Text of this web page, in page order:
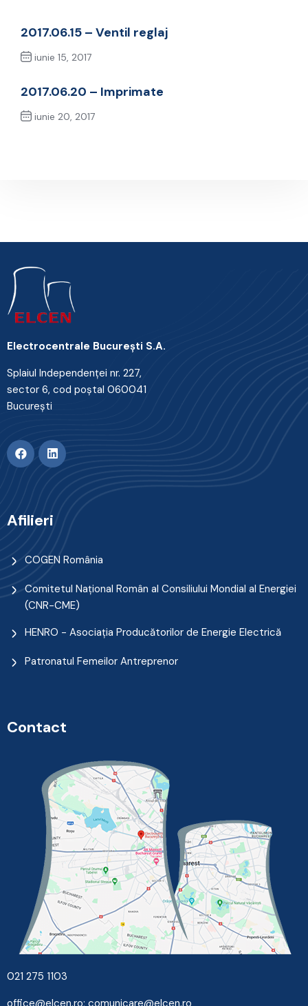
2017.06.15 – Ventil reglaj
iunie 15, 2017
2017.06.20 – Imprimate
iunie 20, 2017
Electrocentrale Bucureşti S.A.
Splaiul Independenţei nr. 227,
sector 6, cod poştal 060041
Bucureşti
Afilieri
COGEN România
Comitetul Naţional Român al Consiliului Mondial al Energiei
(CNR-CME)
HENRO - Asociația Producătorilor de Energie Electrică
Patronatul Femeilor Antreprenor
Contact
021 275 1103